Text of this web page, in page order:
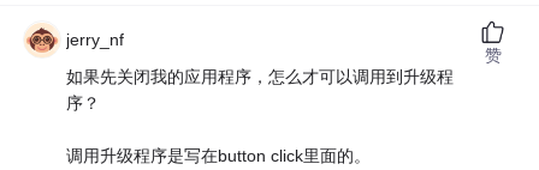
jerry_nf
如果先关闭我的应用程序，怎么才可以调用到升级程
序？
调用升级程序是写在button click里面的。
赞